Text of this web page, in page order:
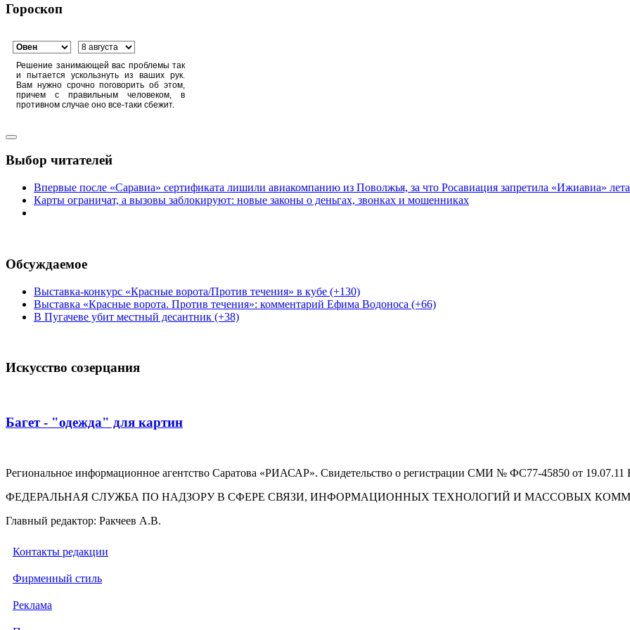
Гороскоп
Решение занимающей вас проблемы так
и пытается ускользнуть из ваших рук.
Вам нужно срочно поговорить об этом,
причем с правильным человеком, в
противном случае оно все-таки сбежит.
Выбор читателей
Впервые после «Саравиа» сертификата лишили авиакомпанию из Поволжья, за что Росавиация запретила «Ижиавиа»
Карты ограничат, а вызовы заблокируют: новые законы о деньгах, звонках и мошенниках
Обсуждаемое
Выставка-конкурс «Красные ворота/Против течения» в кубе (+130)
Выставка «Красные ворота. Против течения»: комментарий Ефима Водоноса (+66)
В Пугачеве убит местный десантник (+38)
Искусство созерцания
Багет - "одежда" для картин
Региональное информационное агентство Саратова «РИАСАР». Свидетельство о регистрации СМИ № ФС77-45850 от
ФЕДЕРАЛЬНАЯ СЛУЖБА ПО НАДЗОРУ В СФЕРЕ СВЯЗИ, ИНФОРМАЦИОННЫХ ТЕХНОЛОГИЙ И МАССОВЫХ
Главный редактор: Ракчеев А.В.
Контакты редакции
Фирменный стиль
Реклама